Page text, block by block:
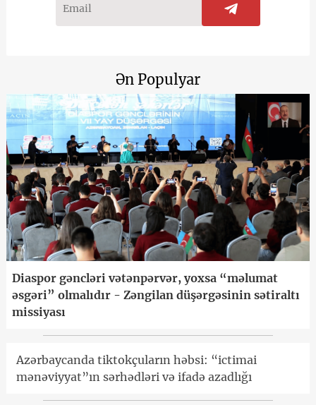
Ən Populyar
Diaspor gəncləri vətənpərvər, yoxsa “məlumat
əsgəri” olmalıdır - Zəngilan düşərgəsinin sətiraltı
missiyası
Azərbaycanda tiktokçuların həbsi: “ictimai
mənəviyyat”ın sərhədləri və ifadə azadlığı